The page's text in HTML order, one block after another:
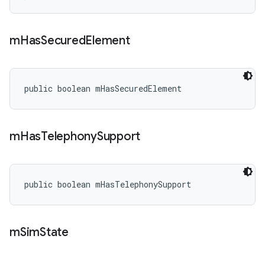
mHasSecuredElement
public boolean mHasSecuredElement
mHasTelephonySupport
public boolean mHasTelephonySupport
mSimState